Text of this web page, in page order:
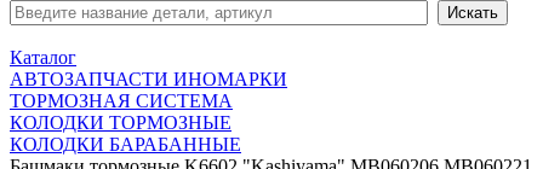
Каталог
АВТОЗАПЧАСТИ ИНОМАРКИ
ТОРМОЗНАЯ СИСТЕМА
КОЛОДКИ ТОРМОЗНЫЕ
КОЛОДКИ БАРАБАННЫЕ